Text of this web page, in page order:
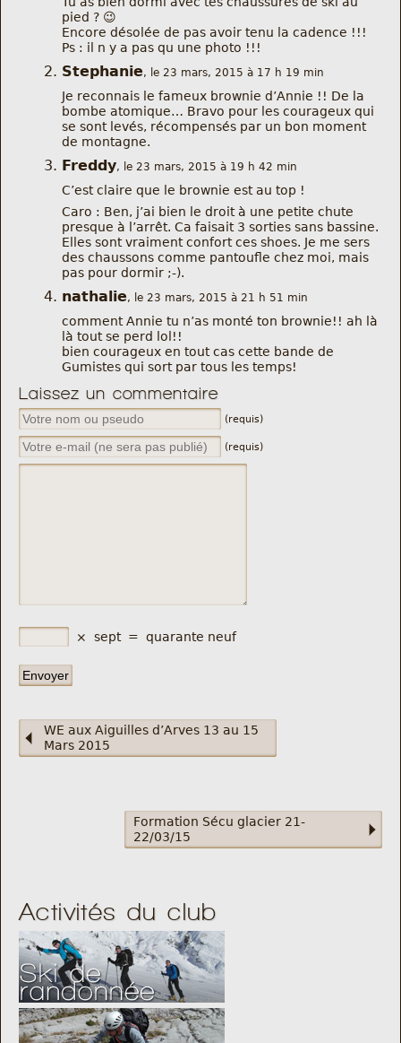
pied ? 😉
Encore désolée de pas avoir tenu la cadence !!!
Ps : il n y a pas qu une photo !!!
Stephanie, le 23 mars, 2015 à 17 h 19 min
Je reconnais le fameux brownie d’Annie !! De la
bombe atomique… Bravo pour les courageux qui
se sont levés, récompensés par un bon moment
de montagne.
Freddy, le 23 mars, 2015 à 19 h 42 min
C’est claire que le brownie est au top !
Caro : Ben, j’ai bien le droit à une petite chute
presque à l’arrêt. Ca faisait 3 sorties sans bassine.
Elles sont vraiment confort ces shoes. Je me sers
des chaussons comme pantoufle chez moi, mais
pas pour dormir ;-).
nathalie, le 23 mars, 2015 à 21 h 51 min
comment Annie tu n’as monté ton brownie!! ah là
là tout se perd lol!!
bien courageux en tout cas cette bande de
Gumistes qui sort par tous les temps!
Laissez un commentaire
(requis)
(requis)
× sept = quarante neuf
WE aux Aiguilles d’Arves 13 au 15
Mars 2015
Formation Sécu glacier 21-
22/03/15
Activités du club